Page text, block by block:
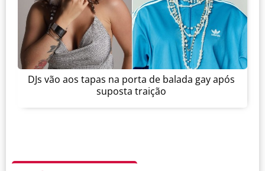
DJs vão aos tapas na porta de balada gay após
suposta traição